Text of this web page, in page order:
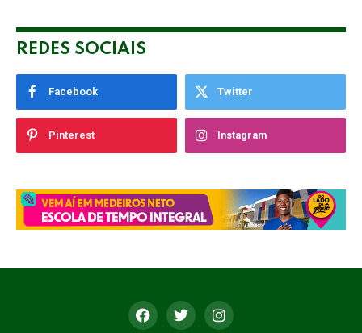
REDES SOCIAIS
Facebook Twitter
Pinterest Instagram